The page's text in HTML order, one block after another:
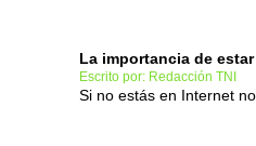
La importancia de
Escrito por: Redacción TNI
Si no estás en Internet